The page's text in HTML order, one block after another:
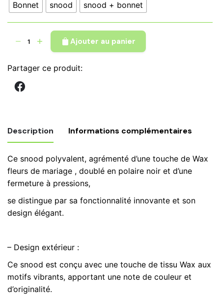
Bonnet snood snood + bonnet
tour
de
wax
de
mariage
rouge
jaune,
polaire,
écharpe
n°26
Ajouter au panier
Partager ce produit:
Description Informations complémentaires
Ce snood polyvalent, agrémenté d’une touche de Wax
fleurs de mariage , doublé en polaire noir et d’une
fermeture à pressions,
se distingue par sa fonctionnalité innovante et son
design élégant.
– Design extérieur :
Ce snood est conçu avec une touche de tissu Wax aux
motifs vibrants, apportant une note de couleur et
d’originalité.
Poids 0,250 kg
snood Bonnet, snood, snood + bonnet